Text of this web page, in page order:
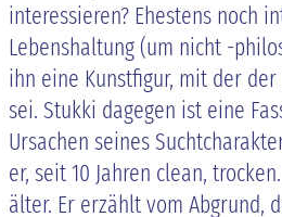
interessieren? Ehestens noch
Lebenshaltung (um nicht -
ihn eine Kunstfigur, mit der
sei. Stukki dagegen ist eine
Ursachen seines
er, seit 10 Jahren clean,
älter. Er erzählt vom Abgrund,